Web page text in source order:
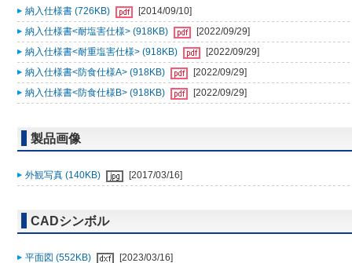
納入仕様書 (726KB)
[2014/09/10]
納入仕様書<耐塩害仕様> (918KB)
[2022/09/29]
納入仕様書<耐重塩害仕様> (918KB)
[2022/09/29]
納入仕様書<防食仕様A> (918KB)
[2022/09/29]
納入仕様書<防食仕様B> (918KB)
[2022/09/29]
製品画像
外観写真 (140KB) [2017/03/16]
CADシンボル
平面図 (552KB)
[2023/03/16]